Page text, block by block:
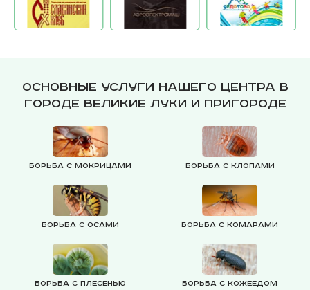
Основные услуги нашего центра в
городе Великие Луки и пригороде
Борьба с мокрицами Борьба с клопами
Борьба с осами Борьба с комарами
Борьба с плесенью Борьба с кожеедом